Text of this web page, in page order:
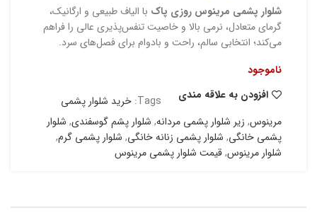
شلوار پشمی مرینوس روزی پاک با الیاف طبیعی و ارگانیک،
گرمای متعادل، نرمی بالا و خاصیت تنفس‌پذیری عالی را فراهم
می‌کند؛ انتخابی سالم، راحت و بادوام برای فصل‌های سرد.
ناموجود
افزودن به علاقه مندی
Tags: خرید شلوار پشمی
مرینوس, زیر شلوار پشمی مردانه, شلوار پشم گوسفندی, شلوار
پشمی خانگی, شلوار پشمی زنانه خانگی, شلوار پشمی گرم,
شلوار مرینوس,قیمت شلوار پشمی مرینوس